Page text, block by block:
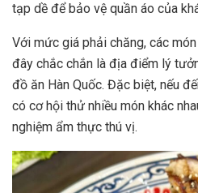
tạp dề để bảo vệ quần áo của
Với mức giá phải chăng, các
đây chắc chắn là địa điểm lý
đồ ăn Hàn Quốc. Đặc biệt, nếu
có cơ hội thử nhiều món khác
nghiệm ẩm thực thú vị.